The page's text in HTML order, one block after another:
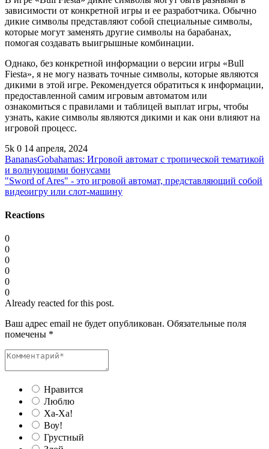
зависимости от конкретной игры и ее разработчика. Обычно
дикие символы представляют собой специальные символы,
которые могут заменять другие символы на барабанах,
помогая создавать выигрышные комбинации.
Однако, без конкретной информации о версии игры «Bull
Fiesta», я не могу назвать точные символы, которые являются
дикими в этой игре. Рекомендуется обратиться к информации,
предоставленной самим игровым автоматом или
ознакомиться с правилами и таблицей выплат игры, чтобы
узнать, какие символы являются дикими и как они влияют на
игровой процесс.
5k 0 14 апреля, 2024
BananasGobahamas: Игровой автомат с тропической тематикой
и волнующими бонусами
"Sword of Ares" - это игровой автомат, представляющий собой
видеоигру или слот-машину
Reactions
0
0
0
0
0
0
Already reacted for this post.
Ваш адрес email не будет опубликован. Обязательные поля
помечены *
Нравится
Люблю
Ха-Ха!
Воу!
Грустный